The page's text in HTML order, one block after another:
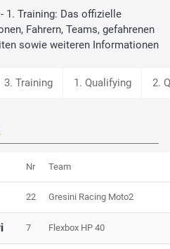
1. Training: Das offizielle
Fahrern, Teams, gefahrenen
sowie weiteren Informationen
3. Training 1. Qualifying 2.
Nr Team
22 Gresini Racing Moto2
7 Flexbox HP 40